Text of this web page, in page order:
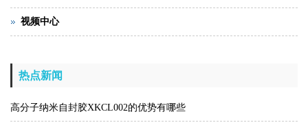
视频中心
热点新闻
高分子纳米自封胶XKCL002的优势有哪些